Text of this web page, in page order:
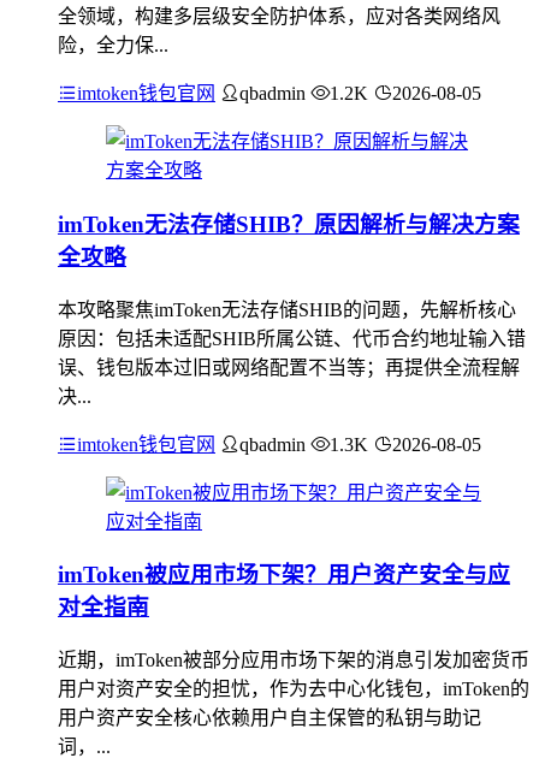
全领域，构建多层级安全防护体系，应对各类网络风
险，全力保...
imtoken钱包官网 qbadmin 1.2K 2026-08-05
imToken无法存储SHIB？原因解析与解决方案
全攻略
本攻略聚焦imToken无法存储SHIB的问题，先解析核心
原因：包括未适配SHIB所属公链、代币合约地址输入错
误、钱包版本过旧或网络配置不当等；再提供全流程解
决...
imtoken钱包官网 qbadmin 1.3K 2026-08-05
imToken被应用市场下架？用户资产安全与应
对全指南
近期，imToken被部分应用市场下架的消息引发加密货币
用户对资产安全的担忧，作为去中心化钱包，imToken的
用户资产安全核心依赖用户自主保管的私钥与助记
词，...